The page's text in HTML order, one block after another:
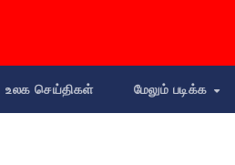
உலக செய்திகள் மேலும் படிக்க